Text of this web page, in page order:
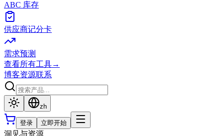
ABC 库存
供应商记分卡
需求预测
查看所有工具→
博客资源联系
zh
登录 立即开始
洞见与资源